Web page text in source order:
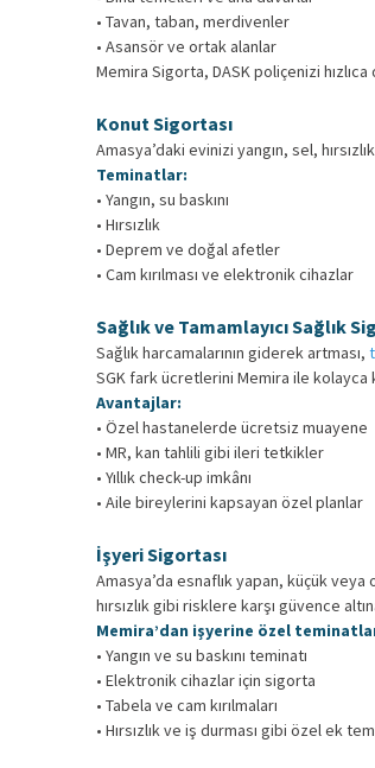
• Tavan, taban, merdivenler
• Asansör ve ortak alanlar
Memira Sigorta, DASK poliçenizi
Konut Sigortası
Amasya’daki evinizi yangın, sel,
Teminatlar:
• Yangın, su baskını
• Hırsızlık
• Deprem ve doğal afetler
• Cam kırılması ve elektronik cihazlar
Sağlık ve Tamamlayıcı Sağlık
Sağlık harcamalarının giderek artması,
SGK fark ücretlerini Memira ile kolayca
Avantajlar:
• Özel hastanelerde ücretsiz muayene
• MR, kan tahlili gibi ileri tetkikler
• Yıllık check-up imkânı
• Aile bireylerini kapsayan özel planlar
İşyeri Sigortası
Amasya’da esnaflık yapan, küçük
hırsızlık gibi risklere karşı güvence
Memira’dan işyerine özel
• Yangın ve su baskını teminatı
• Elektronik cihazlar için sigorta
• Tabela ve cam kırılmaları
• Hırsızlık ve iş durması gibi özel ek